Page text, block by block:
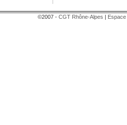
©2007 - CGT Rhône-Alpes |